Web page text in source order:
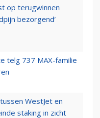
op terugwinnen
bezorgend’
telg 737 MAX-familie
WestJet en
staking in zicht